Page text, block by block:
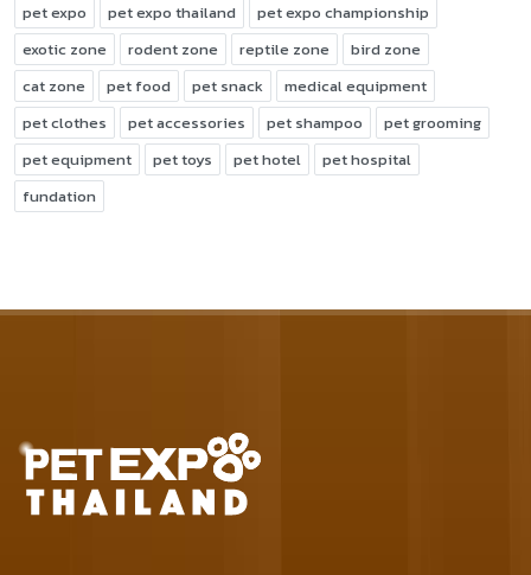
pet expo pet expo thailand
pet expo championship
exotic zone
rodent zone reptile zone
bird zone
cat zone
pet food pet snack
medical equipment
pet clothes
pet accessories pet shampoo
pet grooming
pet equipment
pet toys pet hotel
pet hospital
fundation